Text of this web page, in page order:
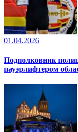
01.04.2026
Подполковник
пауэрлифтером